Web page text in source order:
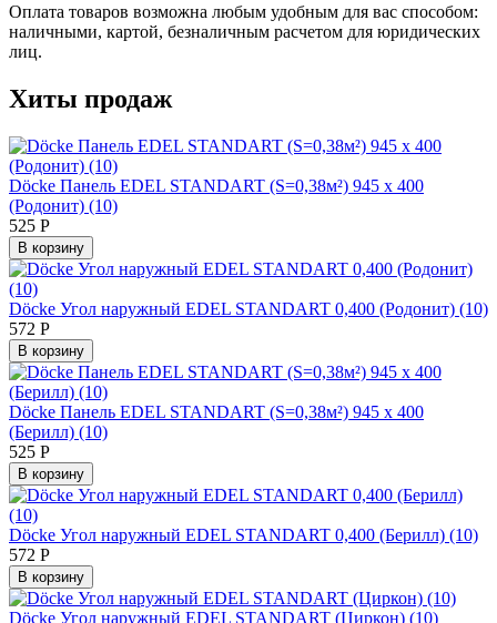
Оплата товаров возможна любым удобным для вас способом:
наличными, картой, безналичным расчетом для юридических
лиц.
Хиты продаж
Döcke Панель EDEL STANDART (S=0,38м²) 945 х 400
(Родонит) (10)
525 Р
В корзину
Döcke Угол наружный EDEL STANDART 0,400 (Родонит) (10)
572 Р
В корзину
Döcke Панель EDEL STANDART (S=0,38м²) 945 х 400
(Берилл) (10)
525 Р
В корзину
Döcke Угол наружный EDEL STANDART 0,400 (Берилл) (10)
572 Р
В корзину
Döcke Угол наружный EDEL STANDART (Циркон) (10)